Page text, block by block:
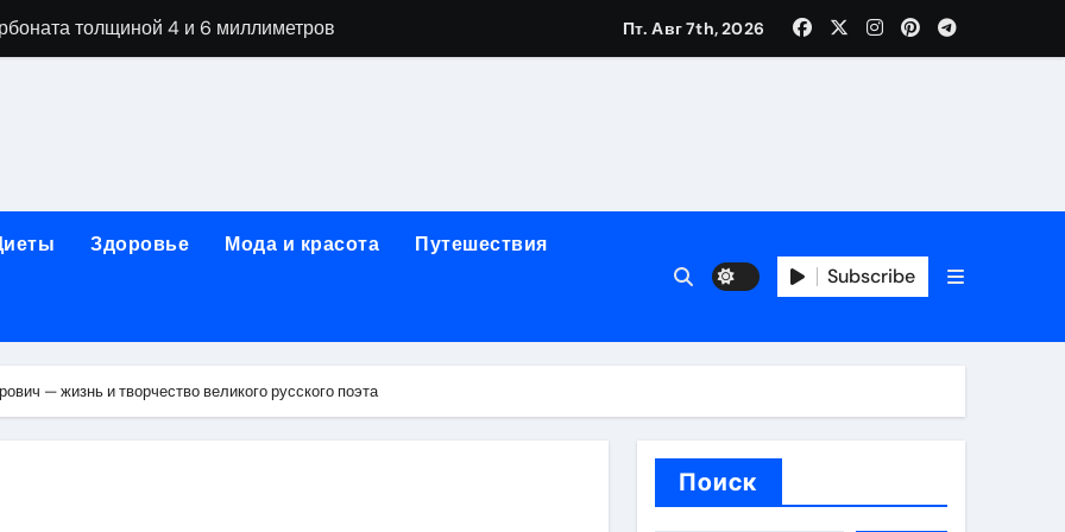
толщиной 4 и 6 миллиметров
этапы детоксикации и реабилитации
Новгороде: как выбрать надёжного помощника в трудный час
помощь при первичном обращении к наркологу
зависимости
Пт. Авг 7th, 2026
Здоровье Мода и красота Путешествия
Subscribe
— жизнь и творчество великого русского поэта
Поиск